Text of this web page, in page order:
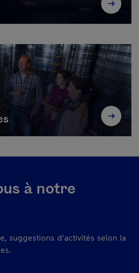
à notre
suggestions d'activités selon la